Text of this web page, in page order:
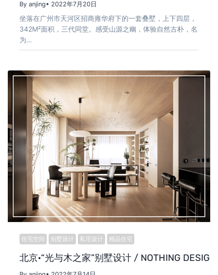
By anjing• 2022年7月20日
坐落在广州市天河区招商雍华府下的一套叠墅，上下四层，
342M²面积，三代同堂。感受山源之幽，体验自然古朴，名
为…
住宅空间 别墅设计 私宅设计 精品住宅
北京·“光与木之家”别墅设计 / NOTHING DESIGN